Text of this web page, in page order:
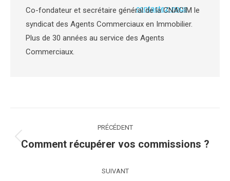
:contactez-nous
Co-fondateur et secrétaire général de la CNACIM le
syndicat des Agents Commerciaux en Immobilier.
Plus de 30 années au service des Agents
Commerciaux.
article
PRÉCÉDENT
Article
:
Comment récupérer vos commissions ?
SUIVANT